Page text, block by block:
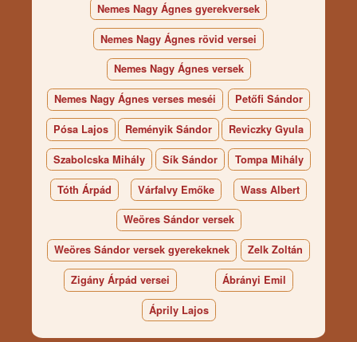
Nemes Nagy Ágnes gyerekversek
Nemes Nagy Ágnes rövid versei
Nemes Nagy Ágnes versek
Nemes Nagy Ágnes verses meséi Petőfi Sándor
Pósa Lajos Reményik Sándor Reviczky Gyula
Szabolcska Mihály Sík Sándor Tompa Mihály
Tóth Árpád Várfalvy Emőke Wass Albert
Weöres Sándor versek
Weöres Sándor versek gyerekeknek Zelk Zoltán
Zigány Árpád versei Ábrányi Emil
Áprily Lajos